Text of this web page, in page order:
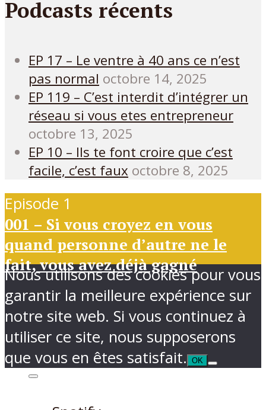
Podcasts récents
EP 17 – Le ventre à 40 ans ce n’est
pas normal octobre 14, 2025
EP 119 – C’est interdit d’intégrer un
réseau si vous etes entrepreneur
octobre 13, 2025
EP 10 – Ils te font croire que c’est
facile, c’est faux octobre 8, 2025
Episode 1
001 – Si vous croyez en vous
quand personne d’autre ne le
fait, vous avez déjà gagné
Nous utilisons des cookies pour vous
garantir la meilleure expérience sur
notre site web. Si vous continuez à
utiliser ce site, nous supposerons
que vous en êtes satisfait.
OK